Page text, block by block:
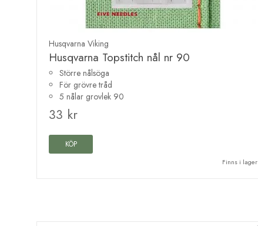
Husqvarna Viking
Husqvarna Topstitch nål nr 90
Större nålsöga
För grövre tråd
5 nålar grovlek 90
33 kr
KÖP
Finns i lager